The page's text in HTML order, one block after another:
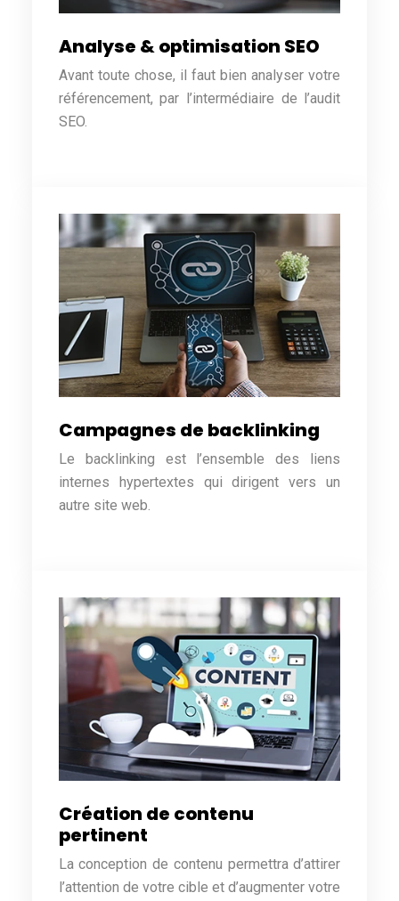
Analyse & optimisation SEO
Avant toute chose, il faut bien analyser votre
référencement, par l’intermédiaire de l’audit
SEO.
Campagnes de backlinking
Le backlinking est l’ensemble des liens
internes hypertextes qui dirigent vers un
autre site web.
Création de contenu
pertinent
La conception de contenu permettra d’attirer
l’attention de votre cible et d’augmenter votre